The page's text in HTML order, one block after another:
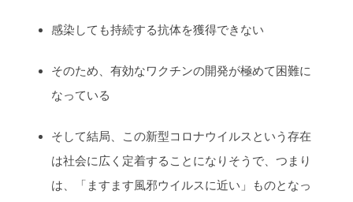
感染しても持続する抗体を獲得できない
そのため、有効なワクチンの開発が極めて困難に
なっている
そして結局、この新型コロナウイルスという存在
は社会に広く定着することになりそうで、つまり
は、「ますます風邪ウイルスに近い」ものとなっ